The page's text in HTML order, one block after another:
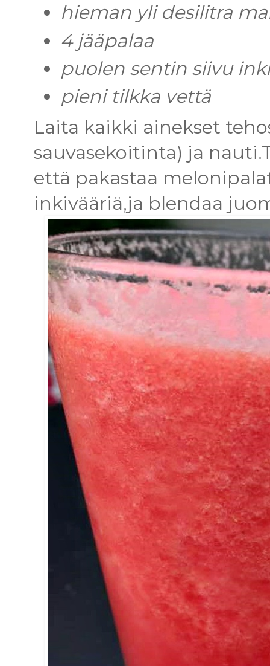
hieman yli desilitra
4 jääpalaa
puolen sentin siivu
pieni tilkka vettä
Laita kaikki ainekset
sauvasekoitinta) ja
että pakastaa
inkivääriä,ja blendaa